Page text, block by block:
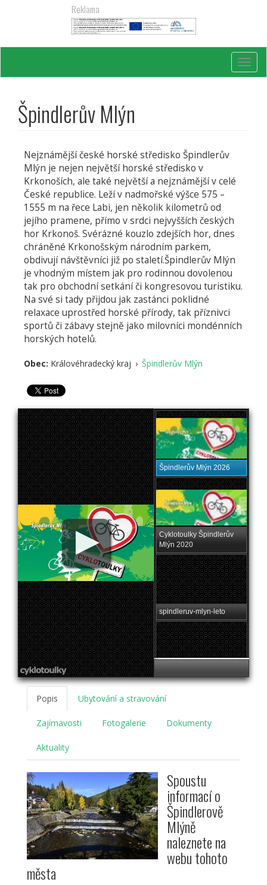
Reklama
Špindlerův Mlýn
Nejznámější české horské středisko Špindlerův
Mlýn je nejen největší horské středisko v
Krkonoších, ale také největší a nejznámější v celé
České republice. Leží v nadmořské výšce 575 –
1555 m na řece Labi, jen několik kilometrů od
jejího pramene, přímo v srdci nejvyšších českých
hor Krkonoš. Svérázné kouzlo zdejších hor, dnes
chráněné Krkonošským národním parkem,
obdivují návštěvníci již po staletí.Špindlerův Mlýn
je vhodným místem jak pro rodinnou dovolenou
tak pro obchodní setkání či kongresovou turistiku.
Na své si tady přijdou jak zastánci poklidné
relaxace uprostřed horské přírody, tak příznivci
sportů či zábavy stejně jako milovníci mondénních
horských hotelů.
Obec: Královéhradecký kraj › Špindlerův Mlýn
Špindlerův Mlýn 2026
Cyklotoulky Špindlerův
Mlýn 2020
spindleruv-mlyn-leto
spindleruv-mlyn-zima
Popis Ubytování a stravování
Zajímavosti Fotogalerie Dokumenty
Aktuality
Spoustu
informací o
Špindlerově
Mlýně
naleznete na
webu tohoto
města